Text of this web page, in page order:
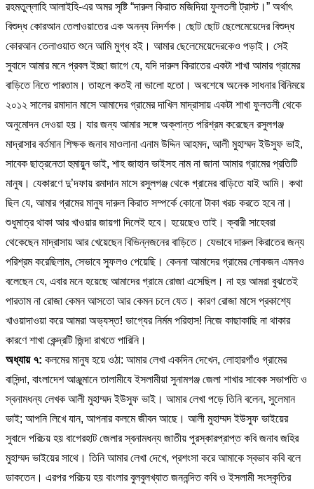
রহমতুল্লাহি আলাইহি-এর অমর সৃষ্টি “দারুল কিরাত মজিদিয়া ফুলতলী ট্রাস্ট।” অর্থাৎ
বিশুদ্ধ কোরআন তেলাওয়াতের এক অনন্য নিদর্শক। ছোট ছোট ছেলেমেয়েদের বিশুদ্ধ
কোরআন তেলাওয়াত শুনে আমি মুগ্ধ হই। আমার ছেলেমেয়েদেরকেও পড়াই। সেই
সুবাদে আমার মনে প্রবল ইচ্ছা জাগে যে, যদি দারুল কিরাতের একটা শাখা আমার গ্রামের
বাড়িতে নিতে পারতাম। তাহলে কতই না ভালো হতো। অবশেষে অনেক সাধনার বিনিময়ে
২০১২ সালের রমাদান মাসে আমাদের গ্রামের দাখিল মাদ্রাসায় একটা শাখা ফুলতলী থেকে
অনুমোদন দেওয়া হয়। যার জন্য আমার সঙ্গে অক্লান্ত পরিশ্রম করেছেন রসুলগঞ্জ
মাদ্রাসার বর্তমান শিক্ষক জনাব মাওলানা এনাম উদ্দিন আহমদ, আলী মুহাম্মদ ইউসুফ ভাই,
সাবেক ছাত্রনেতা হুমায়ুন ভাই, শাহ জাহান ভাইসহ নাম না জানা আমার গ্রামের প্রতিটি
মানুষ। যেকারণে দু’দফায় রমাদান মাসে রসুলগঞ্জ থেকে গ্রামের বাড়িতে যাই আমি। কথা
ছিল যে, আমার গ্রামের মানুষ দারুল কিরাত সম্পর্কে কোনো টাকা খরচ করতে হবে না।
শুধুমাত্র থাকা আর খাওয়ার জায়গা দিলেই হবে। হয়েছেও তাই। ক্বারী সাহেবরা
থেকেছেন মাদ্রাসায় আর খেয়েছেন বিভিন্নজনের বাড়িতে। যেভাবে দারুল কিরাতের জন্য
পরিশ্রম করেছিলাম, সেভাবে সুফলও পেয়েছি। কেননা আমাদের গ্রামের লোকজন এমনও
বলেছেন যে, এবার মনে হয়েছে আমাদের গ্রামে রোজা এসেছিল। না হয় আমরা বুঝতেই
পারতাম না রোজা কেমন আসতো আর কেমন চলে যেত। কারণ রোজা মাসে প্রকাশ্যে
খাওয়াদাওয়া করে আমরা অভ্যস্ত! ভাগ্যের নির্মম পরিহাস! নিজে কাছাকাছি না থাকার
কারণে শাখা কেন্দ্রটি জিন্দা রাখতে পারিনি।
অধ্যায় ৭: কলমের মানুষ হয়ে ওঠা: আমার লেখা একদিন দেখেন, লোহারগাঁও গ্রামের
বাসিন্দা, বাংলাদেশ আঞ্জুমানে তালামীযে ইসলামীয়া সুনামগঞ্জ জেলা শাখার সাবেক সভাপতি ও
স্বনামধন্য লেখক আলী মুহাম্মদ ইউসুফ ভাই। আমার লেখা পড়ে তিনি বলেন, সুলেমান
ভাই; আপনি লিখে যান, আপনার কলমে জীবন আছে। আলী মুহাম্মদ ইউসুফ ভাইয়ের
সুবাদে পরিচয় হয় বাগেরহাট জেলার স্বনামধন্য জাতীয় পুরস্কারপ্রাপ্ত কবি জনাব জহির
মুহাম্মদ ভাইয়ের সাথে। তিনি আমার লেখা দেখে, প্রশংসা করে আমাকে স্বভাব কবি বলে
ডাকতেন। এরপর পরিচয় হয় বাংলার বুলবুলখ্যাত জননন্দিত কবি ও ইসলামী সংস্কৃতির